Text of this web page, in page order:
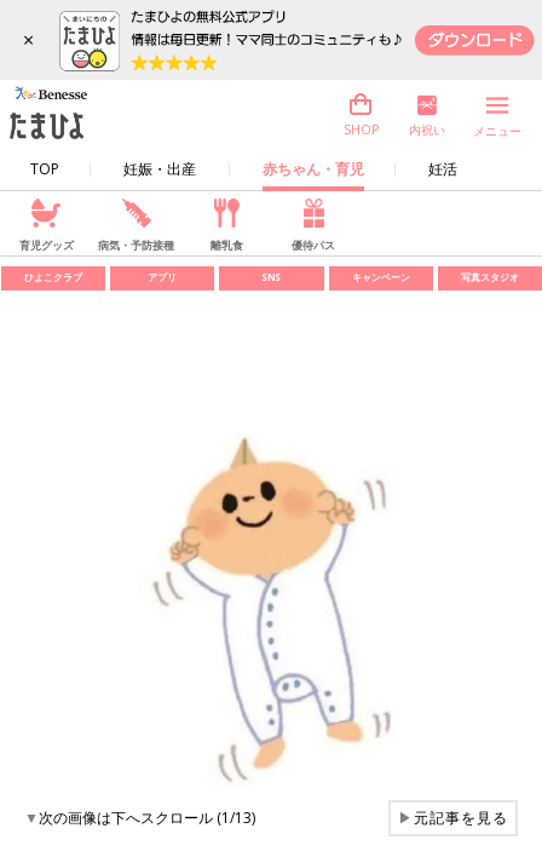
×
TOP 妊娠・出産 赤ちゃん・育児 妊活
SHOP 内祝い メニュー
育児グッズ 病気・予防接種 離乳食 優待パス
ひよこクラブ アプリ SNS キャンペーン 写真スタジオ
▼次の画像は下へスクロール (1/13) ▶元記事を見る